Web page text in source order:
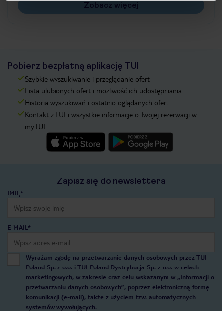
Zobacz więcej
Pobierz bezpłatną aplikację TUI
Szybkie wyszukiwanie i przeglądanie ofert
Lista ulubionych ofert i możliwość ich udostępniania
Historia wyszukiwań i ostatnio oglądanych ofert
Kontakt z TUI i wszystkie informacje o Twojej rezerwacji w
myTUI
Zapisz się do newslettera
IMIĘ*
E-MAIL*
Wyrażam zgodę na przetwarzanie danych osobowych przez TUI
Poland Sp. z o.o. i TUI Poland Dystrybucja Sp. z o.o. w celach
marketingowych, w zakresie oraz celu wskazanym w „Informacji o
przetwarzaniu danych osobowych”, poprzez elektroniczną formę
komunikacji (e-mail), także z użyciem tzw. automatycznych
systemów wywołujących.